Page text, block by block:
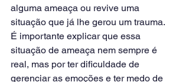
alguma ameaça ou revive uma
situação que já lhe gerou um trauma.
É importante explicar que essa
situação de ameaça nem sempre é
real, mas por ter dificuldade de
gerenciar as emoções e ter medo de